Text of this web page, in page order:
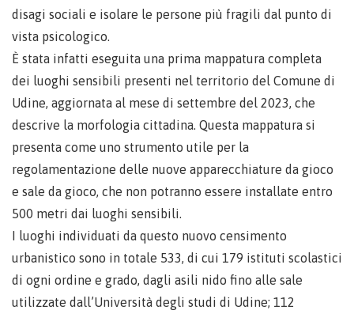
disagi sociali e isolare le persone più fragili dal punto di
vista psicologico.
È stata infatti eseguita una prima mappatura completa
dei luoghi sensibili presenti nel territorio del Comune di
Udine, aggiornata al mese di settembre del 2023, che
descrive la morfologia cittadina. Questa mappatura si
presenta come uno strumento utile per la
regolamentazione delle nuove apparecchiature da gioco
e sale da gioco, che non potranno essere installate entro
500 metri dai luoghi sensibili.
I luoghi individuati da questo nuovo censimento
urbanistico sono in totale 533, di cui 179 istituti scolastici
di ogni ordine e grado, dagli asili nido fino alle sale
utilizzate dall’Università degli studi di Udine; 112